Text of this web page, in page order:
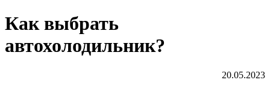
Как выбрать
автохолодильник?
20.05.2023